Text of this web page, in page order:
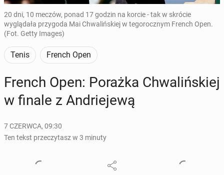
20 dni, 10 meczów, ponad 17 godzin na korcie - tak w skrócie
wyglądała przygoda Mai Chwalińskiej w tegorocznym French Open.
(Fot. Getty Images)
Tenis French Open
French Open: Porażka Chwa­liń­skiej
w finale z An­drie­je­wą
7 CZERWCA, 09:30
Ten tekst przeczytasz w 3 minuty